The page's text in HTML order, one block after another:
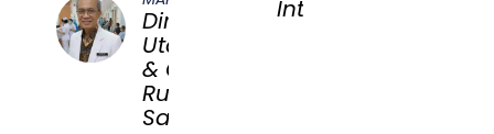
Direktur
Utama
& CEO
Rumah
Sakit
Intensif